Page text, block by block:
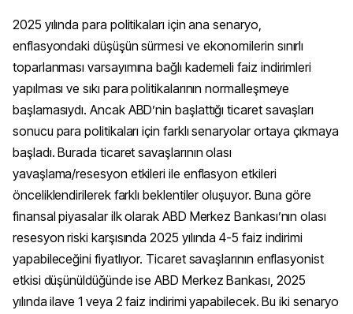
2025 yılında para politikaları için ana senaryo,
enflasyondaki düşüşün sürmesi ve ekonomilerin sınırlı
toparlanması varsayımına bağlı kademeli faiz indirimleri
yapılması ve sıkı para politikalarının normalleşmeye
başlamasıydı. Ancak ABD’nin başlattığı ticaret savaşları
sonucu para politikaları için farklı senaryolar ortaya çıkmaya
başladı. Burada ticaret savaşlarının olası
yavaşlama/resesyon etkileri ile enflasyon etkileri
önceliklendirilerek farklı beklentiler oluşuyor. Buna göre
finansal piyasalar ilk olarak ABD Merkez Bankası’nın olası
resesyon riski karşısında 2025 yılında 4-5 faiz indirimi
yapabileceğini fiyatlıyor. Ticaret savaşlarının enflasyonist
etkisi düşünüldüğünde ise ABD Merkez Bankası, 2025
yılında ilave 1 veya 2 faiz indirimi yapabilecek. Bu iki senaryo